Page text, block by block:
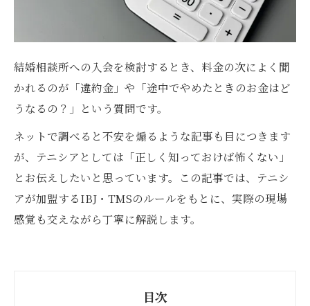
結婚相談所への入会を検討するとき、料金の次によく聞
かれるのが「違約金」や「途中でやめたときのお金はど
うなるの？」という質問です。
ネットで調べると不安を煽るような記事も目につきます
が、テニシアとしては「正しく知っておけば怖くない」
とお伝えしたいと思っています。この記事では、テニシ
アが加盟するIBJ・TMSのルールをもとに、実際の現場
感覚も交えながら丁寧に解説します。
目次